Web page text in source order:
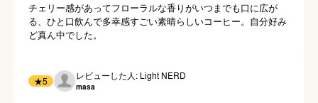
チェリー感があってフローラルな香りがいつまでも口に広が
る、ひと口飲んで多幸感すごい素晴らしいコーヒー。自分好み
ど真ん中でした。
★5 レビューした人: Light NERD
masa